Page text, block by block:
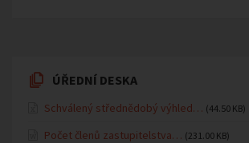
ÚŘEDNÍ DESKA
Schválený střednědobý výhled… (44.50 KB)
Počet členů zastupitelstva… (231.00 KB)